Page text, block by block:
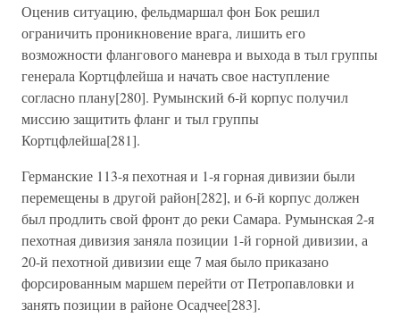
Оценив ситуацию, фельдмаршал фон Бок решил
ограничить проникновение врага, лишить его
возможности флангового маневра и выхода в тыл группы
генерала Кортцфлейша и начать свое наступление
согласно плану[280]. Румынский 6-й корпус получил
миссию защитить фланг и тыл группы
Кортцфлейша[281].
Германские 113-я пехотная и 1-я горная дивизии были
перемещены в другой район[282], и 6-й корпус должен
был продлить свой фронт до реки Самара. Румынская 2-я
пехотная дивизия заняла позиции 1-й горной дивизии, а
20-й пехотной дивизии еще 7 мая было приказано
форсированным маршем перейти от Петропавловки и
занять позиции в районе Осадчее[283].